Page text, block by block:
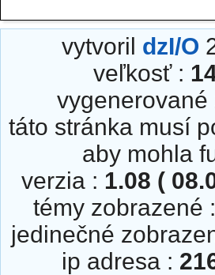
vytvoril dzI/O
veľkosť :
vygenerované
táto stránka musí
aby mohla
verzia : 1.08 (
témy zobrazené :
jedinečné
ip adresa :